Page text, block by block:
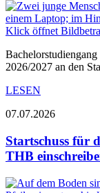
2026/2027 an den
LESEN
07.07.2026
Startschuss für
THB